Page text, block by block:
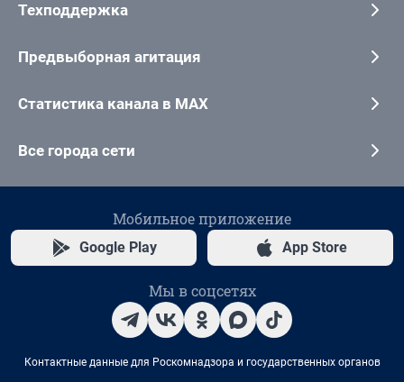
Техподдержка
Предвыборная агитация
Статистика канала в MAX
Все города сети
Мобильное приложение
Google Play App Store
Мы в соцсетях
Контактные данные для Роскомнадзора и государственных органов